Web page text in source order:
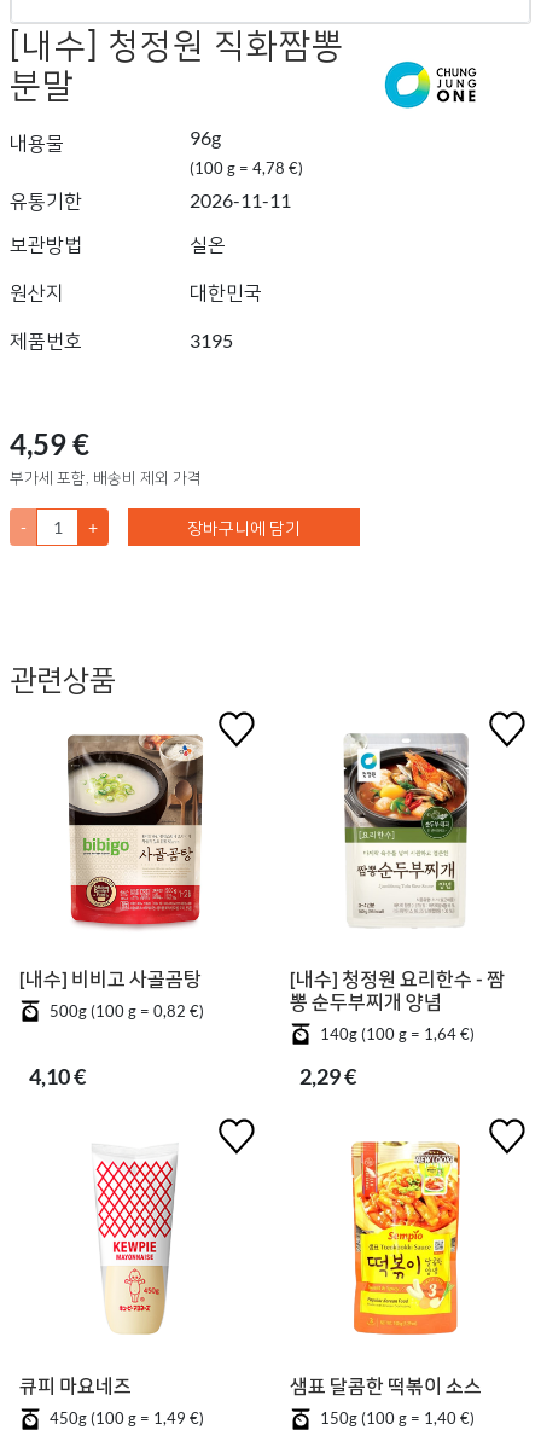
[내수] 청정원 직화짬뽕
분말
내용물 96g
(100 g = 4,78 €)
유통기한
2026-11-11
보관방법
실온
원산지 대한민국
제품번호 3195
4,59 €
부가세 포함, 배송비 제외 가격
- + 장바구니에 담기
관련상품
[내수] 비비고 사골곰탕
500g (100 g = 0,82 €)
4,10 €
[내수] 청정원 요리한수 - 짬
뽕 순두부찌개 양념
140g (100 g = 1,64 €)
2,29 €
큐피 마요네즈
450g (100 g = 1,49 €)
샘표 달콤한 떡볶이 소스
150g (100 g = 1,40 €)